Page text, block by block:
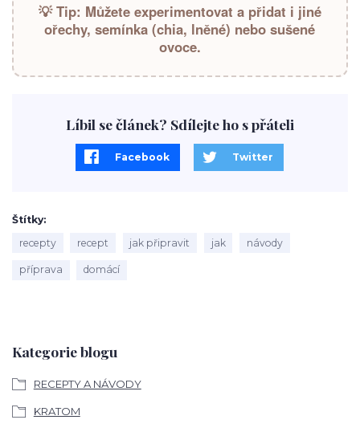
Kategorie blogu
RECEPTY A NÁVODY
KRATOM
💡 Tip: Můžete experimentovat a přidat i jiné
ořechy, semínka (chia, lněné) nebo sušené
ovoce.
Líbil se článek? Sdílejte ho s přáteli
Facebook Twitter
Štítky
recepty
recept jak připravit jak návody
příprava domácí